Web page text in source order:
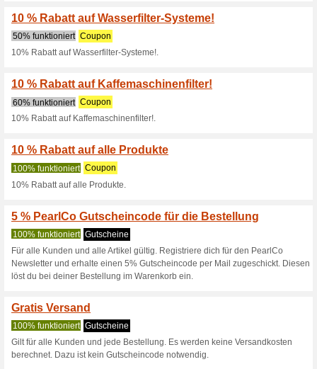
Aktuelle Angebote
Onlineshop
62% funktioniert Gutscheine
10% Rabatt auf alle Glas-
10 % Rabatt auf